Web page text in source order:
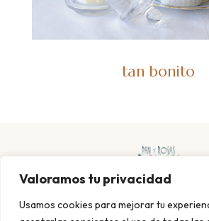
Valoramos tu privacidad
Usamos cookies para mejorar tu
tan bonito